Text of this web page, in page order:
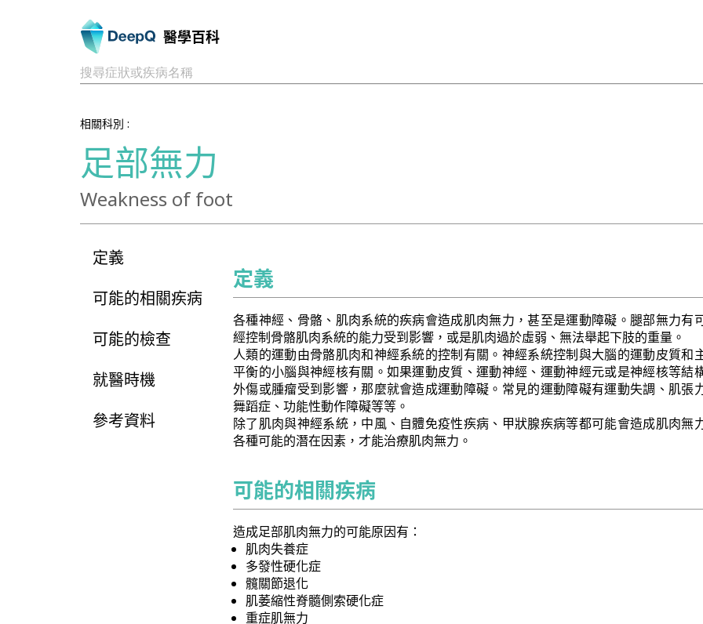
醫學百科
搜尋症狀或疾病名稱
相關科別 :
足部無力
Weakness of foot
定義
可能的相關疾病
可能的檢查
就醫時機
參考資料
定義
各種神經、骨骼、肌肉系統的疾病會造成肌肉無力，甚至是運動障礙。腿部無力有
經控制骨骼肌肉系統的能力受到影響，或是肌肉過於虛弱、無法舉起下肢的重量。
人類的運動由骨骼肌肉和神經系統的控制有關。神經系統控制與大腦的運動皮質和
平衡的小腦與神經核有關。如果運動皮質、運動神經、運動神經元或是神經核等結
外傷或腫瘤受到影響，那麼就會造成運動障礙。常見的運動障礙有運動失調、肌張
舞蹈症、功能性動作障礙等等。
除了肌肉與神經系統，中風、自體免疫性疾病、甲狀腺疾病等都可能會造成肌肉無
各種可能的潛在因素，才能治療肌肉無力。
可能的相關疾病
造成足部肌肉無力的可能原因有：
肌肉失養症
多發性硬化症
髖關節退化
肌萎縮性脊髓側索硬化症
重症肌無力